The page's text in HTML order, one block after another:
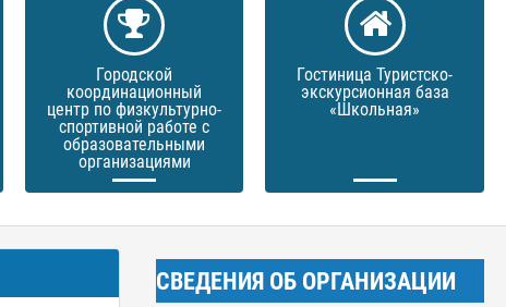
Городской
координационный
центр по физкультурно-
спортивной работе с
образовательными
организациями
Гостиница Туристско-
экскурсионная база
«Школьная»
СВЕДЕНИЯ ОБ ОРГАНИЗАЦИИ